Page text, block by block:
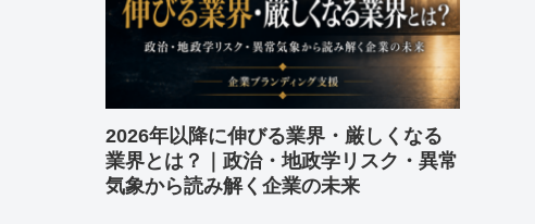
2026年以降に伸びる業界・厳しくなる
業界とは？｜政治・地政学リスク・異常
気象から読み解く企業の未来